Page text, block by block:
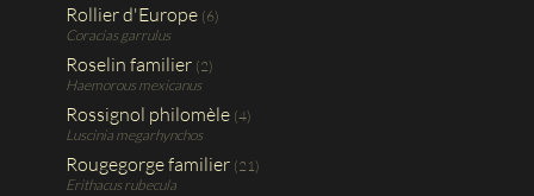
Rollier d'Europe (6)
Coracias garrulus
Roselin familier (2)
Haemorous mexicanus
Rossignol philomèle (4)
Luscinia megarhynchos
Rougegorge familier (21)
Erithacus rubecula